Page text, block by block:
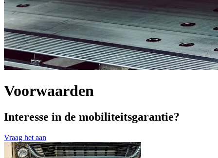
Voorwaarden
Interesse in de mobiliteitsgarantie?
Vraag het aan